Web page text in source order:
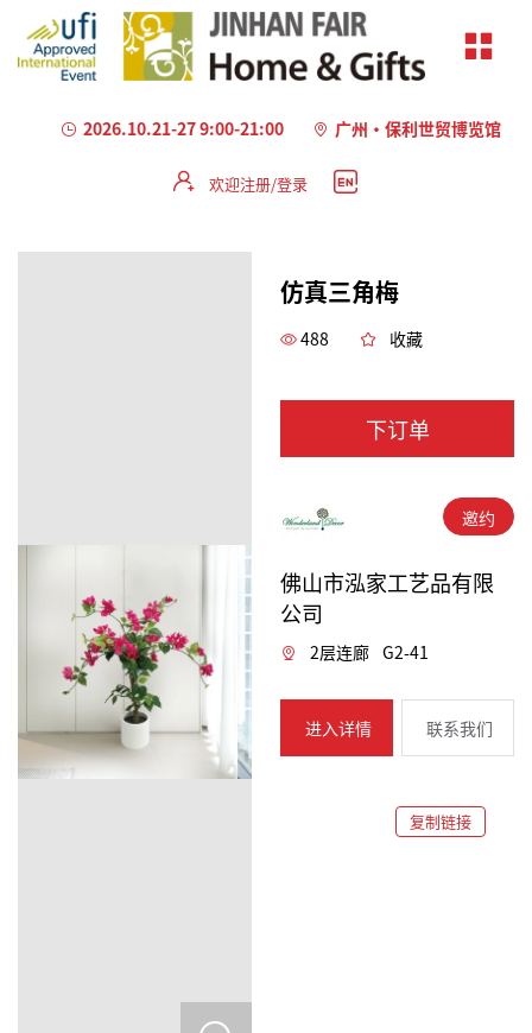
2026.10.21-27 9:00-21:00 广州·保利世贸博览馆
欢迎注册/登录
仿真三角梅
488 收藏
下订单
邀约
佛山市泓家工艺品有限
公司
2层连廊 G2-41
进入详情 联系我们
复制链接